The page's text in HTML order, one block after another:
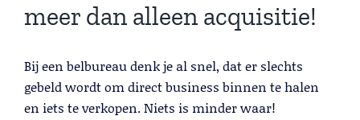
meer dan alleen acquisitie!
Bij een belbureau denk je al snel, dat er slechts
gebeld wordt om direct business binnen te halen
en iets te verkopen. Niets is minder waar!
Lead Generation B2B
Lees meer